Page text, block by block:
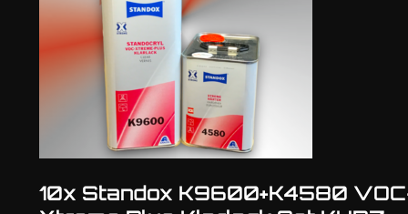
10x Standox K9600+K4580